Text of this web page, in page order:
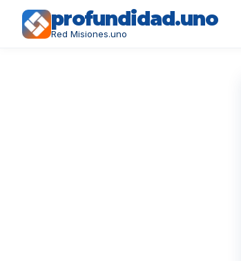
profundidad.uno
Red Misiones.uno